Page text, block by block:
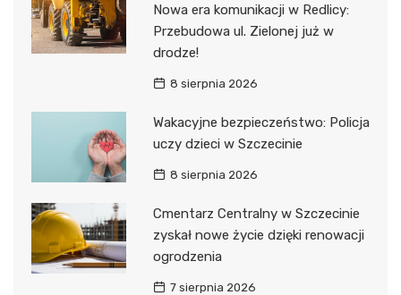
Nowa era komunikacji w Redlicy:
Przebudowa ul. Zielonej już w
drodze!
8 sierpnia 2026
Wakacyjne bezpieczeństwo: Policja
uczy dzieci w Szczecinie
8 sierpnia 2026
Cmentarz Centralny w Szczecinie
zyskał nowe życie dzięki renowacji
ogrodzenia
7 sierpnia 2026